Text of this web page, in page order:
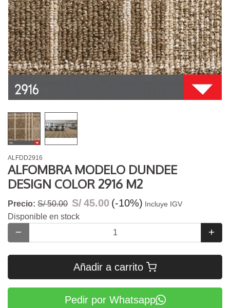
ALFDD2916
ALFOMBRA MODELO DUNDEE
DESIGN COLOR 2916 M2
Precio: S/ 50.00 S/45.00 (-10%) Incluye IGV
Disponible en stock
Añadir a carrito
Pedir por Whatsapp